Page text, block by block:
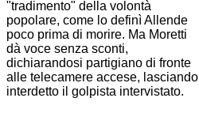
"tradimento" della volontà
popolare, come lo definì Allende
poco prima di morire. Ma Moretti
dà voce senza sconti,
dichiarandosi partigiano di fronte
alle telecamere accese, lasciando
interdetto il golpista intervistato.